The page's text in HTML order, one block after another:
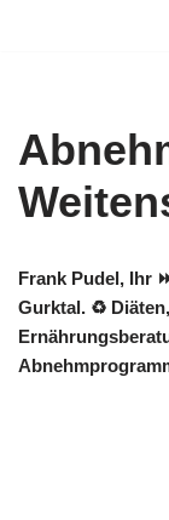
Frank Pudel, Ihr
Gurktal. ♻